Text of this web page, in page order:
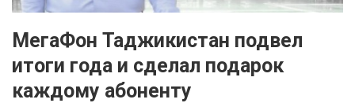
МегаФон Таджикистан подвел
итоги года и сделал подарок
каждому абоненту